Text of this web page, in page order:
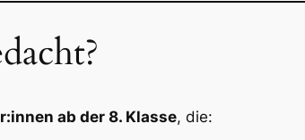
ab der 8. Klasse, die: